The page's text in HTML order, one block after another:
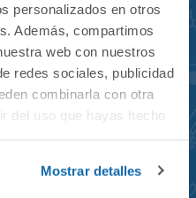
personalizados en otros
Además, compartimos
web con nuestros
redes sociales, publicidad
combinarla con otra
del uso que hayas hecho
Mostrar detalles